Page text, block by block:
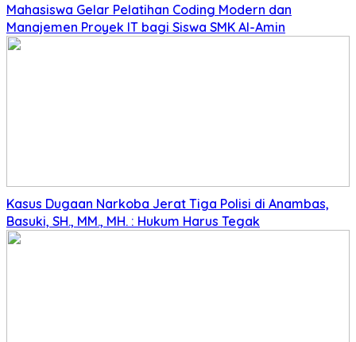
Mahasiswa Gelar Pelatihan Coding Modern dan
Manajemen Proyek IT bagi Siswa SMK Al-Amin
Kasus Dugaan Narkoba Jerat Tiga Polisi di Anambas,
Basuki, SH., MM., MH. : Hukum Harus Tegak